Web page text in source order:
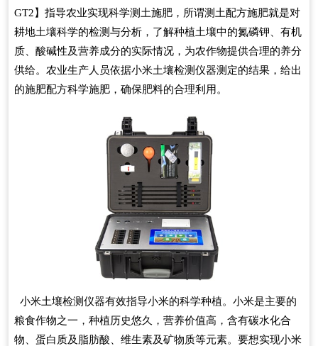
GT2】指导农业实现科学测土施肥，所谓测土配方施肥就是对
耕地土壤科学的检测与分析，了解种植土壤中的氮磷钾、有机
质、酸碱性及营养成分的实际情况，为农作物提供合理的养分
供给。农业生产人员依据小米土壤检测仪器测定的结果，给出
的施肥配方科学施肥，确保肥料的合理利用。
小米土壤检测仪器有效指导小米的科学种植。小米是主要的
粮食作物之一，种植历史悠久，营养价值高，含有碳水化合
物、蛋白质及脂肪酸、维生素及矿物质等元素。要想实现小米